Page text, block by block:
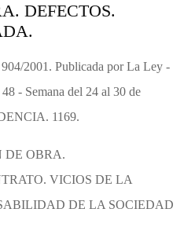
DEFECTOS.
2001. Publicada por La Ley -
- Semana del 24 al 30 de
1169.
DE OBRA.
VICIOS DE LA
DE LA SOCIEDAD